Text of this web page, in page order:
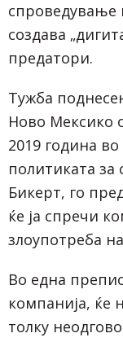
спроведување
создава
предатори.
Тужба
Ново Мексико
2019 година
политиката
Бикерт, го
ќе ја спречи
злоупотреба
Во една
компанија,
толку